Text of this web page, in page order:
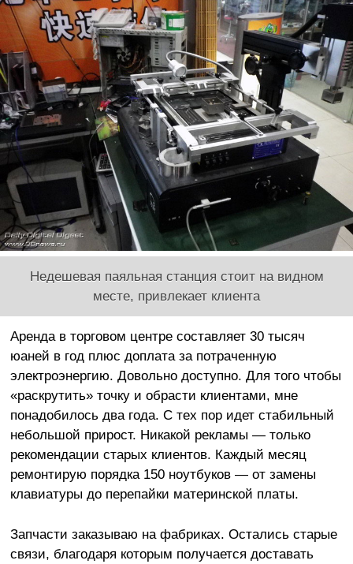
Недешевая паяльная станция стоит на видном
месте, привлекает клиента
Аренда в торговом центре составляет 30 тысяч
юаней в год плюс доплата за потраченную
электроэнергию. Довольно доступно. Для того чтобы
«раскрутить» точку и обрасти клиентами, мне
понадобилось два года. С тех пор идет стабильный
небольшой прирост. Никакой рекламы — только
рекомендации старых клиентов. Каждый месяц
ремонтирую порядка 150 ноутбуков — от замены
клавиатуры до перепайки материнской платы.
Запчасти заказываю на фабриках. Остались старые
связи, благодаря которым получается доставать